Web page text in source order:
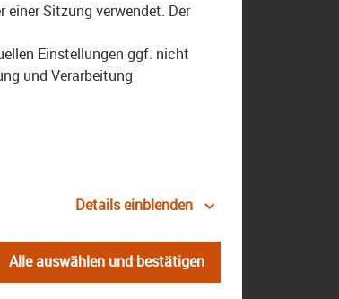
Sitzung verwendet. Der
Einstellungen ggf. nicht
und Verarbeitung
Details einblenden
Alle auswählen und bestätigen